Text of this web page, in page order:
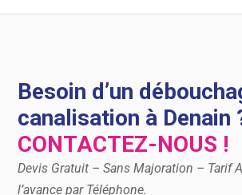
Besoin d’un
canalisation à Denain
CONTACTEZ-NOUS !
Devis Gratuit – Sans Majoration – Tarif
l’avance par Téléphone.